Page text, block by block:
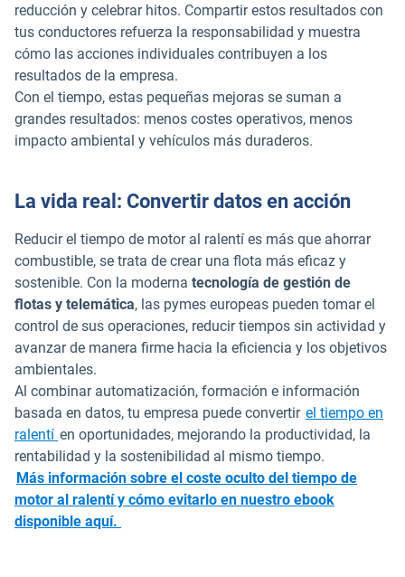
reducción y celebrar hitos. Compartir estos resultados con
tus conductores refuerza la responsabilidad y muestra
cómo las acciones individuales contribuyen a los
resultados de la empresa.
Con el tiempo, estas pequeñas mejoras se suman a
grandes resultados: menos costes operativos, menos
impacto ambiental y vehículos más duraderos.
La vida real: Convertir datos en acción
Reducir el tiempo de motor al ralentí es más que ahorrar
combustible, se trata de crear una flota más eficaz y
sostenible. Con la moderna tecnología de gestión de
flotas y telemática, las pymes europeas pueden tomar el
control de sus operaciones, reducir tiempos sin actividad y
avanzar de manera firme hacia la eficiencia y los objetivos
ambientales.
Al combinar automatización, formación e información
basada en datos, tu empresa puede convertir el tiempo en
ralentí en oportunidades, mejorando la productividad, la
rentabilidad y la sostenibilidad al mismo tiempo.
Más información sobre el coste oculto del tiempo de
motor al ralentí y cómo evitarlo en nuestro ebook
disponible aquí.